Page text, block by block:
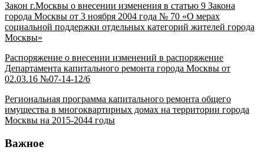
Закон г.Москвы о внесении изменения в статью 9 Закона
города Москвы от 3 ноября 2004 года № 70 «О мерах
социальной поддержки отдельных категорий жителей города
Москвы»
Распоряжение о внесении изменений в распоряжение
Департамента капитального ремонта города Москвы от
02.03.16 №07-14-12/6
Региональная программа капитального ремонта общего
имущества в многоквартирных домах на территории города
Москвы на 2015-2044 годы
Важное